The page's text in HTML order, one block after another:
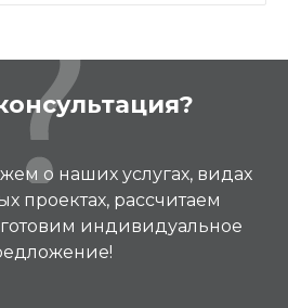
о наших услугах, видах
проектах, рассчитаем
индивидуальное